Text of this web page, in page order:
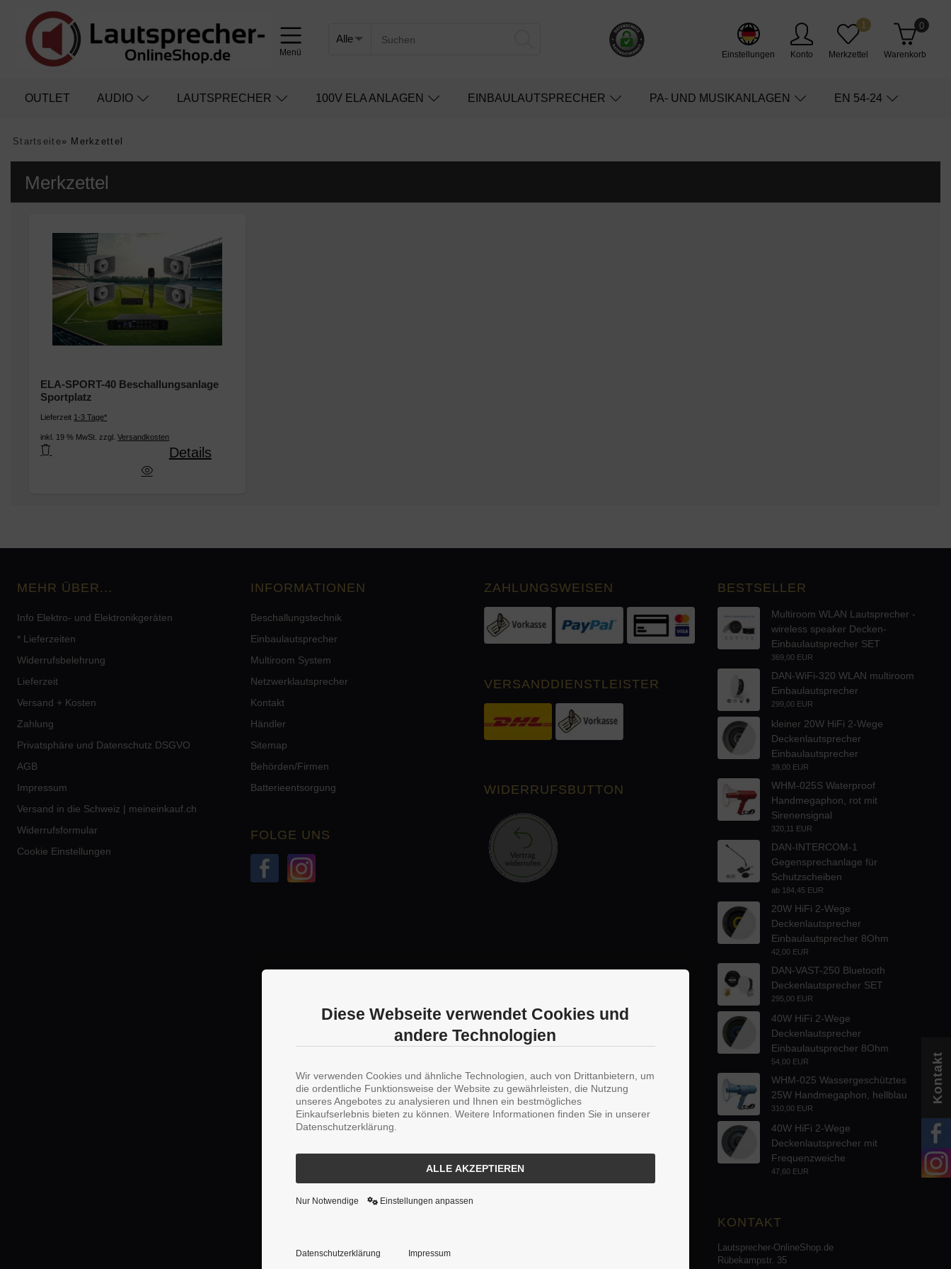
Menü Einstellungen Konto Merkzettel
1
Warenkorb
0
OUTLET AUDIO LAUTSPRECHER 100V ELA ANLAGEN EINBAULAUTSPRECHER PA- UND MUSIKANLAGEN EN 54-24
Startseite» Merkzettel
Merkzettel
ELA-SPORT-40 Beschallungsanlage
Sportplatz
Lieferzeit 1-3 Tage*
inkl. 19 % MwSt. zzgl.Versandkosten
ELA-SPORT-40 Beschallungsanlage Sportplatz
Details
MEHR ÜBER...
Info Elektro- und Elektronikgeräten
* Lieferzeiten
Widerrufsbelehrung
Lieferzeit
Versand + Kosten
Zahlung
Privatsphäre und Datenschutz DSGVO
AGB
Impressum
Versand in die Schweiz | meineinkauf.ch
Widerrufsformular
Cookie Einstellungen
INFORMATIONEN
Beschallungstechnik
Einbaulautsprecher
Multiroom System
Netzwerklautsprecher
Kontakt
Händler
Sitemap
Behörden/Firmen
Batterieentsorgung
FOLGE UNS
Kontakt
ZAHLUNGSWEISEN
VERSANDDIENSTLEISTER
WIDERRUFSBUTTON
BESTSELLER
Multiroom WLAN Lautsprecher -
wireless speaker Decken-
Einbaulautsprecher SET
369,00 EUR
DAN-WiFi-320 WLAN multiroom
Einbaulautsprecher
299,00 EUR
kleiner 20W HiFi 2-Wege
Deckenlautsprecher
Einbaulautsprecher
39,00 EUR
WHM-025S Waterproof
Handmegaphon, rot mit
Sirenensignal
320,11 EUR
DAN-INTERCOM-1
Gegensprechanlage für
Schutzscheiben
ab 184,45 EUR
20W HiFi 2-Wege
Deckenlautsprecher
Einbaulautsprecher 8Ohm
42,00 EUR
DAN-VAST-250 Bluetooth
Deckenlautsprecher SET
295,00 EUR
40W HiFi 2-Wege
Deckenlautsprecher
Einbaulautsprecher 8Ohm
54,00 EUR
WHM-025 Wassergeschütztes
25W Handmegaphon, hellblau
310,00 EUR
40W HiFi 2-Wege
Deckenlautsprecher mit
Frequenzweiche
47,60 EUR
KONTAKT
Lautsprecher-OnlineShop.de
Rübekampstr. 35
Diese Webseite verwendet Cookies und
andere Technologien
Wir verwenden Cookies und ähnliche Technologien, auch von Drittanbietern, um
die ordentliche Funktionsweise der Website zu gewährleisten, die Nutzung
unseres Angebotes zu analysieren und Ihnen ein bestmögliches
Einkaufserlebnis bieten zu können. Weitere Informationen finden Sie in unserer
Datenschutzerklärung.
ALLE AKZEPTIEREN
Nur Notwendige Einstellungen anpassen
Datenschutzerklärung Impressum